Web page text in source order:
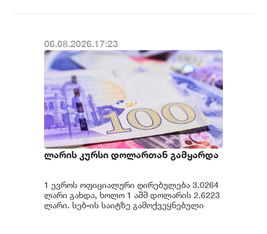
06.08.2026.17:23
ლარის კურსი დოლართან გამყარდა
1 ევროს ოფიციალური ღირებულება 3.0264
ლარი გახდა, ხოლო 1 აშშ დოლარის 2.6223
ლარი. სებ-ის საიტზე გამოქვეყნებული